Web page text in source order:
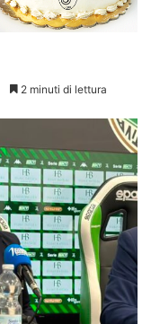
2 minuti di lettura